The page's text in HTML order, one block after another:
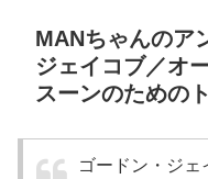
MANちゃんのア
ジェイコブ／オ
スーンのための
ゴードン・ジェ